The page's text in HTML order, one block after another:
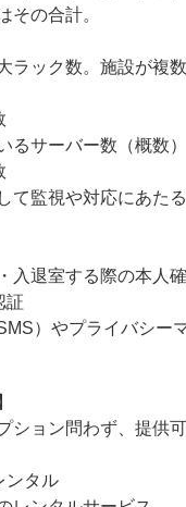
その合計。
ラック数。施設が複
サーバー数（概数）
て監視や対応にあた
退室する際の本人確
証
）やプライバシー
ション問わず、提供
ンタル